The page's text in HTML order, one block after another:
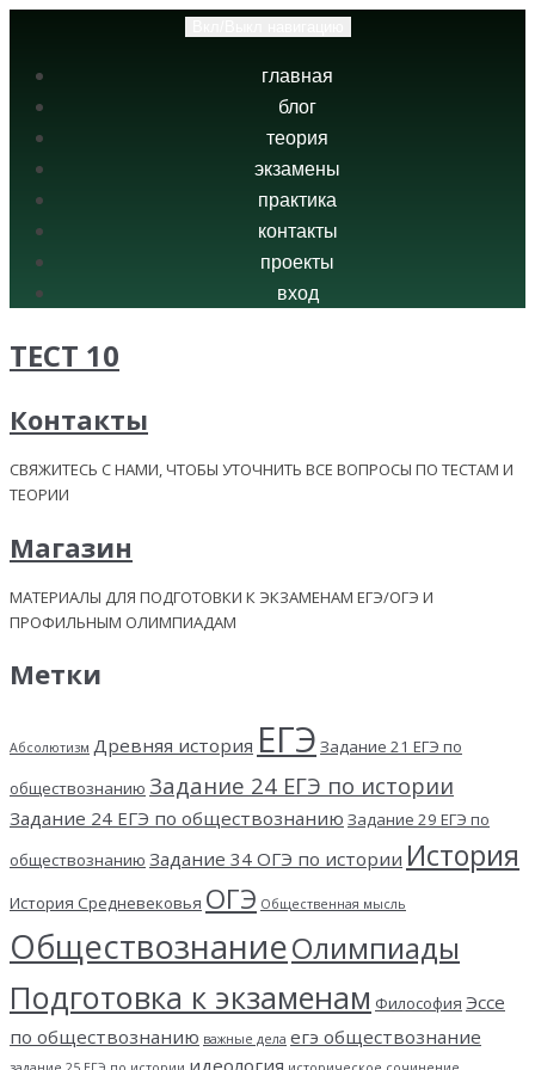
главная
блог
теория
экзамены
практика
контакты
проекты
вход
ТЕСТ 10
Контакты
СВЯЖИТЕСЬ С НАМИ, ЧТОБЫ УТОЧНИТЬ ВСЕ ВОПРОСЫ ПО ТЕСТАМ И
ТЕОРИИ
Магазин
МАТЕРИАЛЫ ДЛЯ ПОДГОТОВКИ К ЭКЗАМЕНАМ ЕГЭ/ОГЭ И
ПРОФИЛЬНЫМ ОЛИМПИАДАМ
Метки
Абсолютизм Древняя история ЕГЭ Задание 21 ЕГЭ по
обществознанию Задание 24 ЕГЭ по истории
Задание 24 ЕГЭ по обществознанию Задание 29 ЕГЭ по
обществознанию Задание 34 ОГЭ по истории История
История Средневековья ОГЭ Общественная мысль
ОбществознаниеОлимпиады
Подготовка к экзаменам Философия Эссе
по обществознанию важные дела егэ обществознание